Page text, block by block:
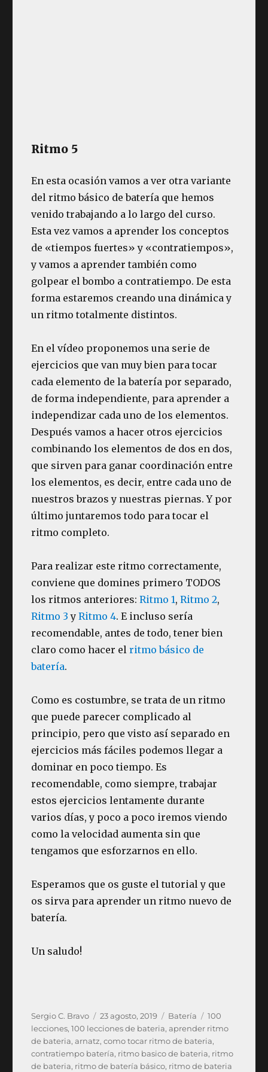
Ritmo 5
En esta ocasión vamos a ver otra variante
del ritmo básico de batería que hemos
venido trabajando a lo largo del curso.
Esta vez vamos a aprender los conceptos
de «tiempos fuertes» y «contratiempos»,
y vamos a aprender también como
golpear el bombo a contratiempo. De esta
forma estaremos creando una dinámica y
un ritmo totalmente distintos.
En el vídeo proponemos una serie de
ejercicios que van muy bien para tocar
cada elemento de la batería por separado,
de forma independiente, para aprender a
independizar cada uno de los elementos.
Después vamos a hacer otros ejercicios
combinando los elementos de dos en dos,
que sirven para ganar coordinación entre
los elementos, es decir, entre cada uno de
nuestros brazos y nuestras piernas. Y por
último juntaremos todo para tocar el
ritmo completo.
Para realizar este ritmo correctamente,
conviene que domines primero TODOS
los ritmos anteriores:Ritmo 1,Ritmo 2,
Ritmo 3 yRitmo 4. E incluso sería
recomendable, antes de todo, tener bien
claro como hacer elritmo básico de
batería.
Como es costumbre, se trata de un ritmo
que puede parecer complicado al
principio, pero que visto así separado en
ejercicios más fáciles podemos llegar a
dominar en poco tiempo. Es
recomendable, como siempre, trabajar
estos ejercicios lentamente durante
varios días, y poco a poco iremos viendo
como la velocidad aumenta sin que
tengamos que esforzarnos en ello.
Esperamos que os guste el tutorial y que
os sirva para aprender un ritmo nuevo de
batería.
Un saludo!
Autor
Sergio C. Bravo
Publicado
el
23 agosto, 2019 Categorías
Batería Etiquetas
100
lecciones,100 lecciones de bateria,aprender ritmo
de bateria,arnatz,como tocar ritmo de bateria,
contratiempo batería, ritmo basico de bateria, ritmo
de bateria, ritmo de batería básico, ritmo de bateria